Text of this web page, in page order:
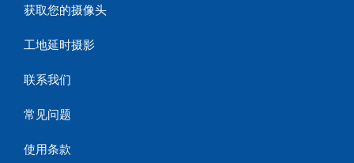
获取您的摄像头
工地延时摄影
联系我们
常见问题
使用条款